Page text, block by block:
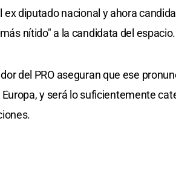
diputado nacional y ahora
nítido" a la candidata del espacio.
del PRO aseguran que ese
y será lo suficientemente